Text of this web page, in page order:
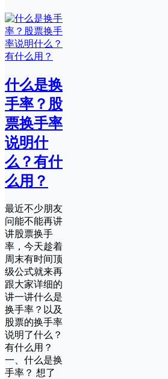
什么是换
手率？股
票换手率
说明什
么？有什
么用？
最近不少朋友
问能不能再讲
讲股票换手
率，今天趁着
周末有时间顶
级公式就来再
跟大家详细的
讲一讲什么是
换手率？以及
股票的换手率
说明了什么？
有什么用？
一、什么是换
手率？ 想了